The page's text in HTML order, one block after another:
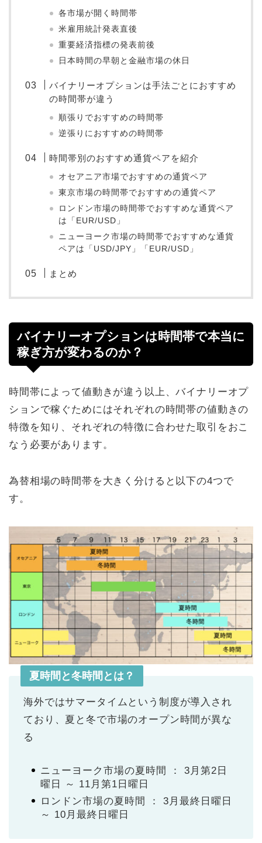
各市場が開く時間帯
米雇用統計発表直後
重要経済指標の発表前後
日本時間の早朝と金融市場の休日
バイナリーオプションは手法ごとにおすすめ
の時間帯が違う
順張りでおすすめの時間帯
逆張りにおすすめの時間帯
時間帯別のおすすめ通貨ペアを紹介
オセアニア市場でおすすめの通貨ペア
東京市場の時間帯でおすすめの通貨ペア
ロンドン市場の時間帯でおすすめな通貨ペア
は「EUR/USD」
ニューヨーク市場の時間帯でおすすめな通貨
ペアは「USD/JPY」「EUR/USD」
まとめ
バイナリーオプションは時間帯で本当に
稼ぎ方が変わるのか？
時間帯によって値動きが違う以上、バイナリーオプ
ションで稼ぐためにはそれぞれの時間帯の値動きの
特徴を知り、それぞれの特徴に合わせた取引をおこ
なう必要があります。
為替相場の時間帯を大きく分けると以下の4つで
す。
夏時間と冬時間とは？
海外ではサマータイムという制度が導入され
ており、夏と冬で市場のオープン時間が異な
る
ニューヨーク市場の夏時間 ： 3月第2日
曜日 ～ 11月第1日曜日
ロンドン市場の夏時間 ： 3月最終日曜日
～ 10月最終日曜日